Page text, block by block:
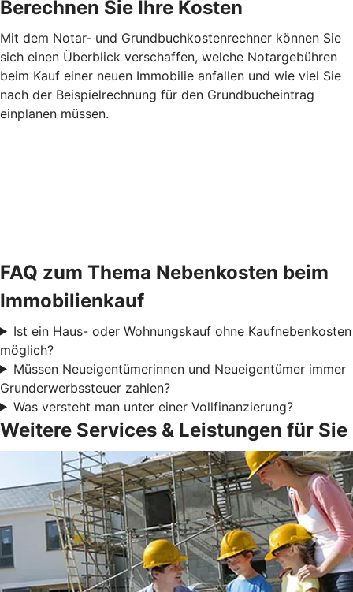
Berechnen Sie Ihre Kosten
Mit dem Notar- und Grundbuchkostenrechner können Sie
sich einen Überblick verschaffen, welche Notargebühren
beim Kauf einer neuen Immobilie anfallen und wie viel Sie
nach der Beispielrechnung für den Grundbucheintrag
einplanen müssen.
FAQ zum Thema Nebenkosten beim
Immobilienkauf
Ist ein Haus- oder Wohnungskauf ohne Kaufnebenkosten
möglich?
Müssen Neueigentümerinnen und Neueigentümer immer
Grunderwerbssteuer zahlen?
Was versteht man unter einer Vollfinanzierung?
Weitere Services & Leistungen für Sie